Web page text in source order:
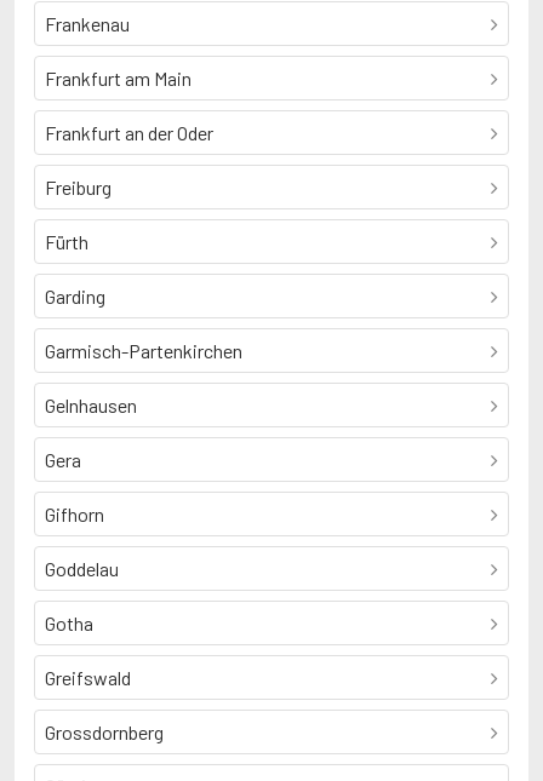
Frankenau
Frankfurt am Main
Frankfurt an der Oder
Freiburg
Fürth
Garding
Garmisch-Partenkirchen
Gelnhausen
Gera
Gifhorn
Goddelau
Gotha
Greifswald
Grossdornberg